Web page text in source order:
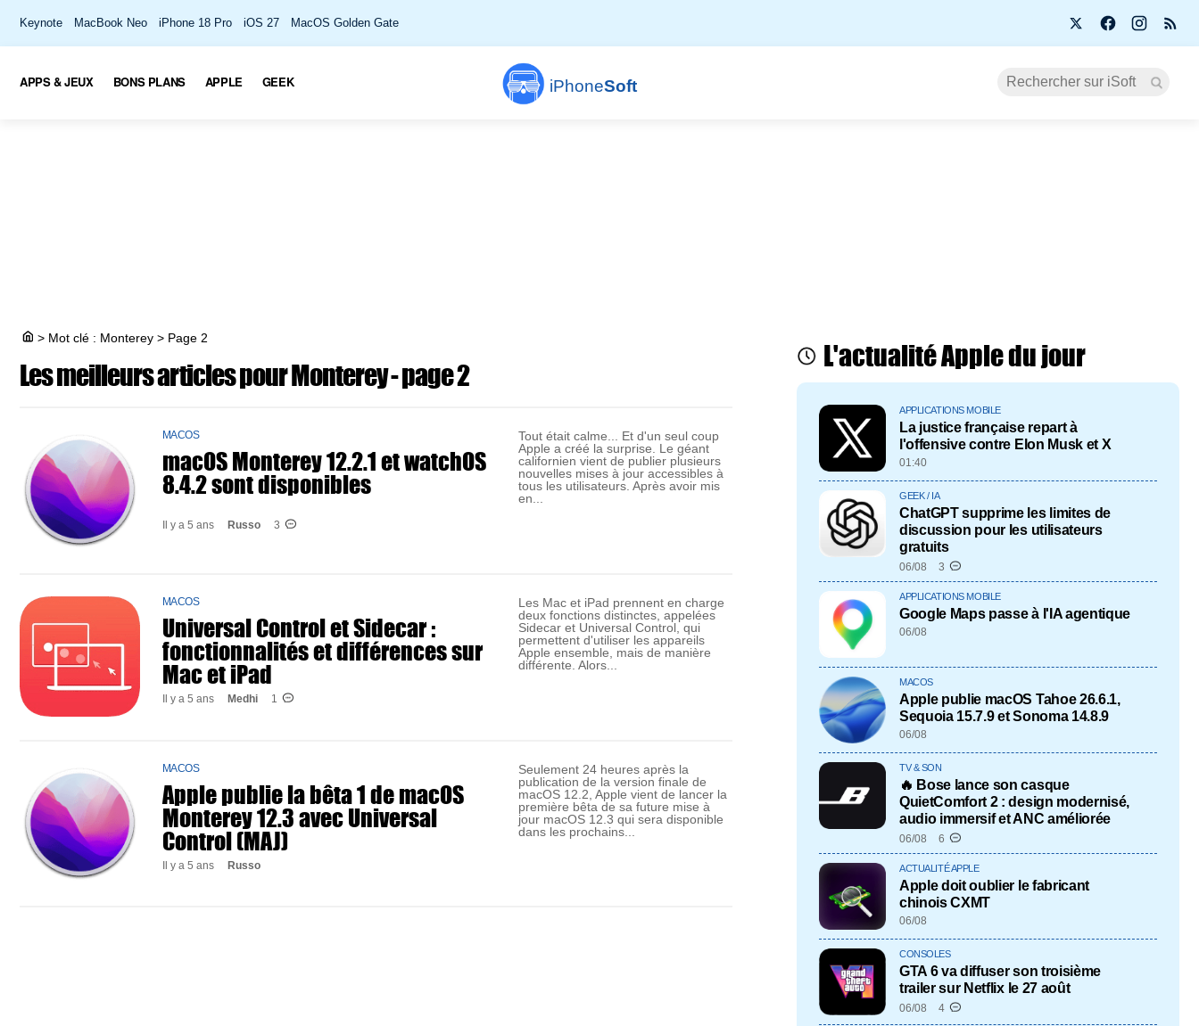
Keynote MacBook Neo iPhone 18 Pro iOS 27 MacOS Golden Gate
iPhoneSoft
APPS & JEUX BONS PLANS APPLE GEEK
> Mot clé : Monterey > Page 2
Les meilleurs articles pourMonterey - page 2
MACOS
macOS Monterey 12.2.1 et watchOS
8.4.2 sont disponibles
Il y a 5 ans Russo 3
Tout était calme... Et d'un seul coup
Apple a créé la surprise. Le géant
californien vient de publier plusieurs
nouvelles mises à jour accessibles à
tous les utilisateurs. Après avoir mis
en...
MACOS
Universal Control et Sidecar :
fonctionnalités et différences sur
Mac et iPad
Il y a 5 ans Medhi 1
Les Mac et iPad prennent en charge
deux fonctions distinctes, appelées
Sidecar et Universal Control, qui
permettent d'utiliser les appareils
Apple ensemble, mais de manière
différente. Alors...
MACOS
Apple publie la bêta 1 de macOS
Monterey 12.3 avec Universal
Control (MAJ)
Il y a 5 ans Russo
Seulement 24 heures après la
publication de la version finale de
macOS 12.2, Apple vient de lancer la
première bêta de sa future mise à
jour macOS 12.3 qui sera disponible
dans les prochains...
L'actualité Apple du jour
APPLICATIONS MOBILE
La justice française repart à
l'offensive contre Elon Musk et X
01:40
GEEK / IA
ChatGPT supprime les limites de
discussion pour les utilisateurs
gratuits
06/08 3
APPLICATIONS MOBILE
Google Maps passe à l'IA agentique
06/08
MACOS
Apple publie macOS Tahoe 26.6.1,
Sequoia 15.7.9 et Sonoma 14.8.9
06/08
TV & SON
🔥 Bose lance son casque
QuietComfort 2 : design modernisé,
audio immersif et ANC améliorée
06/08 6
ACTUALITÉ APPLE
Apple doit oublier le fabricant
chinois CXMT
06/08
CONSOLES
GTA 6 va diffuser son troisième
trailer sur Netflix le 27 août
06/08 4